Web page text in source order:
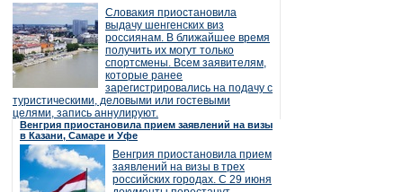
Словакия приостановила
выдачу шенгенских виз
россиянам. В ближайшее время
получить их могут только
спортсмены. Всем заявителям,
которые ранее
зарегистрировались на подачу с
туристическими, деловыми или гостевыми
целями, запись аннулируют.
Венгрия приостановила прием заявлений на визы
в Казани, Самаре и Уфе
Венгрия приостановила прием
заявлений на визы в трех
российских городах. С 29 июня